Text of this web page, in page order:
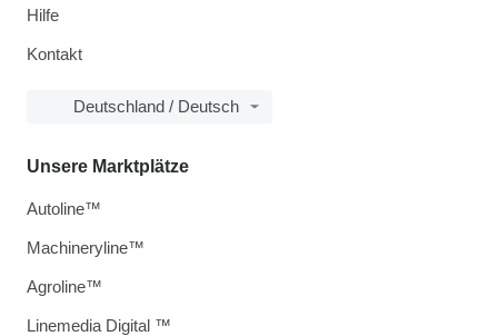
Hilfe
Kontakt
Deutschland / Deutsch
Unsere Marktplätze
Autoline™
Machineryline™
Agroline™
Linemedia Digital ™